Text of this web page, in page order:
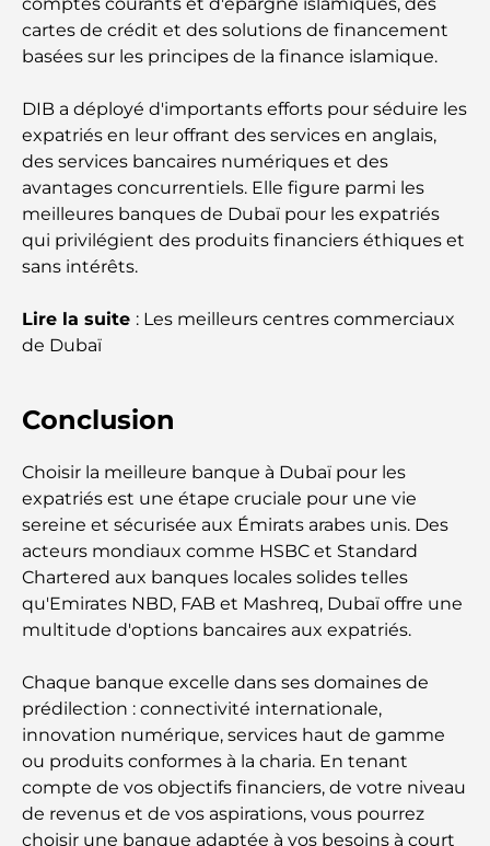
Gyms in Abu Dhabi: Your Guide to the Best
Fitness Spots in the City
des meilleurs endroits pour faire du shopping en
ville
Les plus belles plages d'Abu Dhabi pour une
journée parfaite
Les îles incontournables d'Abu Dhabi à découvrir
Les meilleurs endroits à visiter gratuitement à
Les meilleures voitures électriques de luxe :
Immobilier à Dubaï et à Abou Dhabi :
Comparaison des marchés de l’immobilier de luxe
À la découverte des marques de montres les plus
chères au monde
dans le luxe
Les célébrités internationales les plus en vue qui
vivent à Dubaï
Les meilleurs restaurants avec vue sur le Burj
Khalifa pour une expérience culinaire mémorable
comptes courants et d'épargne islamiques, des
cartes de crédit et des solutions de financement
basées sur les principes de la finance islamique.
DIB a déployé d'importants efforts pour séduire les
expatriés en leur offrant des services en anglais,
des services bancaires numériques et des
avantages concurrentiels. Elle figure parmi les
meilleures banques de Dubaï pour les expatriés
qui privilégient des produits financiers éthiques et
sans intérêts.
Lire la suite : Les meilleurs centres commerciaux
de Dubaï
Conclusion
Choisir la meilleure banque à Dubaï pour les
expatriés est une étape cruciale pour une vie
sereine et sécurisée aux Émirats arabes unis. Des
acteurs mondiaux comme HSBC et Standard
Chartered aux banques locales solides telles
qu'Emirates NBD, FAB et Mashreq, Dubaï offre une
multitude d'options bancaires aux expatriés.
Chaque banque excelle dans ses domaines de
prédilection : connectivité internationale,
innovation numérique, services haut de gamme
ou produits conformes à la charia. En tenant
compte de vos objectifs financiers, de votre niveau
de revenus et de vos aspirations, vous pourrez
choisir une banque adaptée à vos besoins à court